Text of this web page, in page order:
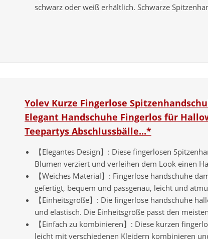
schwarz oder weiß erhältlich. Schwarze
Yolev Kurze Fingerlose
Elegant Handschuhe Fingerlos für
Teepartys Abschlussbälle...*
【Elegantes Design】: Diese fingerlosen
Blumen verziert und verleihen dem Look einen
【Weiches Material】: Fingerlose handschuhe
gefertigt, bequem und passgenau, leicht und
【Einheitsgröße】: Die fingerlose handschuhe
und elastisch. Die Einheitsgröße passt den
【Einfach zu kombinieren】: Diese kurzen
leicht mit verschiedenen Kleidern kombinieren